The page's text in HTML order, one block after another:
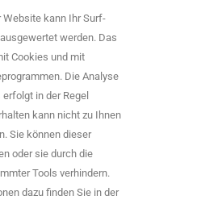
Website kann Ihr Surf-
werden. Das
Cookies und mit
Die Analyse
in der Regel
kann nicht zu Ihnen
Sie können dieser
oder sie durch die
Tools verhindern.
dazu finden Sie in der